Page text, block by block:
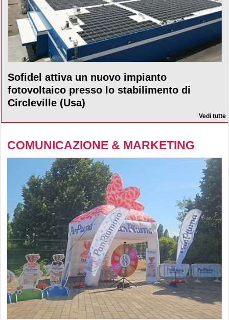
Sofidel attiva un nuovo impianto
fotovoltaico presso lo stabilimento di
Circleville (Usa)
Vedi tutte
COMUNICAZIONE & MARKETING